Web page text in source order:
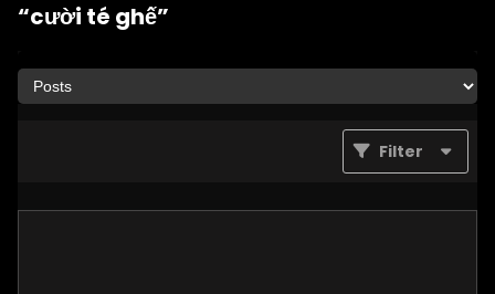
“cười té ghế”
Filter